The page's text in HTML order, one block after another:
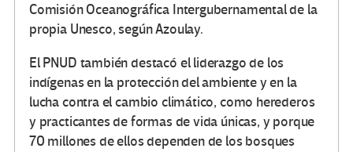
Comisión Oceanográfica Intergubernamental de la
propia Unesco, según Azoulay.
El PNUD también destacó el liderazgo de los
indígenas en la protección del ambiente y en la
lucha contra el cambio climático, como herederos
y practicantes de formas de vida únicas, y porque
70 millones de ellos dependen de los bosques